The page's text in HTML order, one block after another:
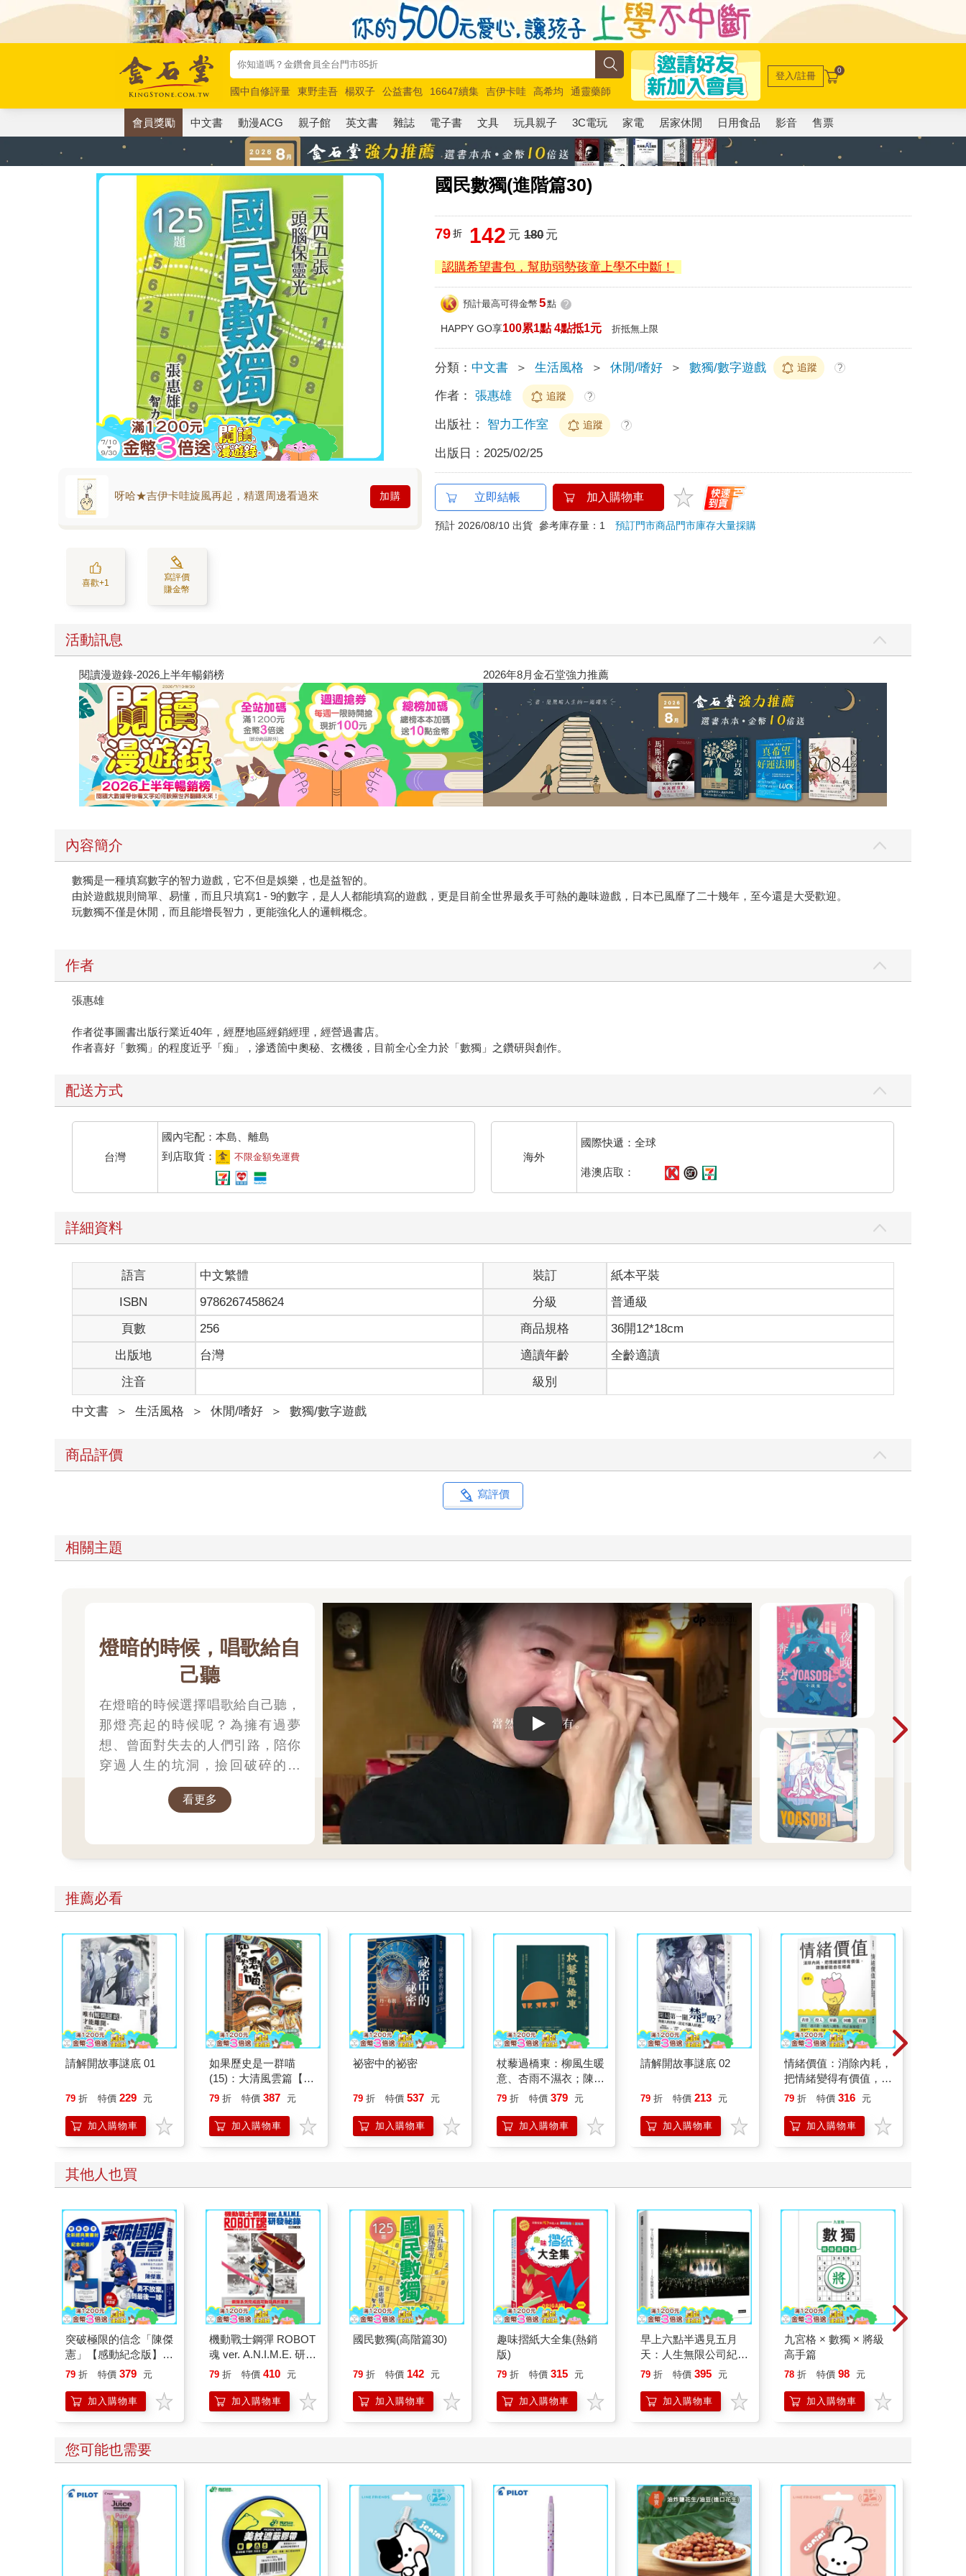
國中自修評量 東野圭吾 楊双子 公益書包 16647續集 吉伊卡哇 高希均
通靈藥師
唯紅花綻放
奧德賽 路邊攤新作 馬斯克 玩具總動員5 超慢跑
登入/註冊 0
會員獎勵 中文書 動漫ACG 親子館 英文書 雜誌 電子書 文具 玩具親子 3C電玩 家電 居家休閒 日用食品 影音 售票
國民數獨(進階篇30)
呀哈★吉伊卡哇旋風再起，精選周邊看過來 加購
喜歡+1
寫評價
賺金幣
79 折 142 元 180元
認購希望書包，幫助弱勢孩童上學不中斷！
預計最高可得金幣 5點 ?
HAPPY GO享100累1點 4點抵1元 折抵無上限
分類： 中文書 ＞ 生活風格 ＞ 休閒/嗜好 ＞ 數獨/數字遊戲 追蹤 ?
作者： 張惠雄 追蹤 ?
出版社： 智力工作室 追蹤 ?
出版日： 2025/02/25
立即結帳 加入購物車
預計 2026/08/10 出貨 參考庫存量：1預訂門市商品門市庫存大量採購
活動訊息
閱讀漫遊錄-2026上半年暢銷榜 2026年8月金石堂強力推薦
內容簡介
數獨是一種填寫數字的智力遊戲，它不但是娛樂，也是益智的。
由於遊戲規則簡單、易懂，而且只填寫1 - 9的數字，是人人都能填寫的遊戲，更是目前全世界最炙手可熱的趣味遊戲，日本已風靡了二十幾年，至今還是大受歡迎。
玩數獨不僅是休閒，而且能增長智力，更能強化人的邏輯概念。
作者
張惠雄
作者從事圖書出版行業近40年，經歷地區經銷經理，經營過書店。
作者喜好「數獨」的程度近乎「痴」，滲透箇中奧秘、玄機後，目前全心全力於「數獨」之鑽研與創作。
配送方式
台灣
國內宅配：本島、離島
到店取貨：
不限金額免運費 海外
國際快遞：全球
港澳店取：
詳細資料
語言 中文繁體 裝訂
紙本平裝
ISBN
9786267458624 分級
普通級
頁數
256 商品規格
36開12*18cm
出版地
台灣 適讀年齡
全齡適讀
注音
級別
中文書 ＞ 生活風格 ＞ 休閒/嗜好 ＞ 數獨/數字遊戲
商品評價
寫評價
相關主題
燈暗的時候，唱歌給自
己聽
在燈暗的時候選擇唱歌給自己聽，
那燈亮起的時候呢？為擁有過夢
想、曾面對失去的人們引路，陪你
穿過人生的坑洞，撿回破碎的自
看更多
Play video
推薦必看
請解開故事謎底 01
79 折 特價 229 元
加入購物車
如果歷史是一群喵
(15)：大清風雲篇【萌
貓漫畫學歷史】
79 折 特價 387 元
加入購物車
祕密中的祕密
79 折 特價 537 元
加入購物車
杖藜過橋東：柳風生暖
意、杏雨不濕衣；陳亮
恭談以心轉境的適齡漫
79 折 特價 379 元
加入購物車
請解開故事謎底 02
79 折 特價 213 元
加入購物車
情緒價值：消除內耗，
把情緒變得有價值，跟
誰都能自在相處
79 折 特價 316 元
加入購物車
其他人也買
突破極限的信念「陳傑
憲」【感動紀念版】：
從場內到場外，台灣隊
白（附「勇不放棄明
信片」一張）
79 折 特價 379 元
加入購物車
機動戰士鋼彈 ROBOT
魂 ver. A.N.I.M.E. 研發
祕錄
79 折 特價 410 元
加入購物車
國民數獨(高階篇30)
79 折 特價 142 元
加入購物車
趣味摺紙大全集(熱銷
版)
79 折 特價 315 元
加入購物車
早上六點半遇見五月
天：人生無限公司紀實
(五月天流水號藏書票
79 折 特價 395 元
加入購物車
九宮格 × 數獨 × 將級
高手篇
78 折 特價 98 元
加入購物車
您可能也需要